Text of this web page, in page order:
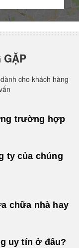
GẶP
cho khách hàng
trường hợp
ty của chúng
chữa nhà hay
uy tín ở đâu?